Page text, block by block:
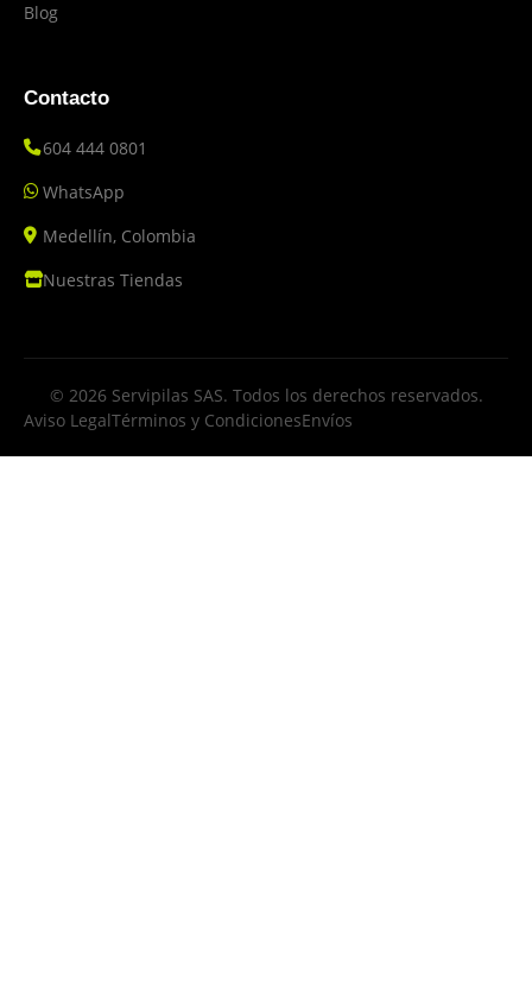
Blog
Contacto
604 444 0801
WhatsApp
Medellín, Colombia
Nuestras Tiendas
© 2026 Servipilas SAS. Todos los derechos reservados.
Aviso LegalTérminos y CondicionesEnvíos